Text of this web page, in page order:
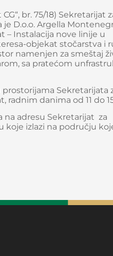
br. 75/18) Sekretarijat
D.o.o. Argella
– Instalacija nove linije u
objekat stočarstva i
namenjen za smeštaj
sa pratećom
Sekretarijata
radnim danima od 11 do
na adresu Sekretarijat za
koje izlazi na području